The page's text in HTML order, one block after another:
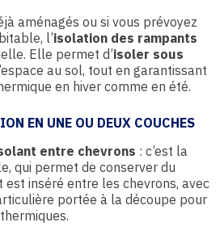
aménagés ou si vous prévoyez
l’isolation des rampants
Elle permet d’isoler sous
au sol, tout en garantissant
en hiver comme en été.
EN UNE OU DEUX COUCHES
entre chevrons : c’est la
qui permet de conserver du
est inséré entre les chevrons, avec
portée à la découpe pour